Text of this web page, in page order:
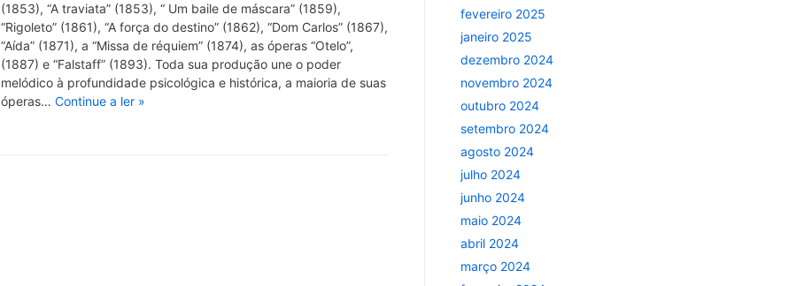
(1853), “A traviata” (1853), “ Um baile de máscara” (1859),
“Rigoleto” (1861), “A força do destino” (1862), “Dom Carlos” (1867),
“Aída” (1871), a “Missa de réquiem” (1874), as óperas “Otelo”,
(1887) e “Falstaff” (1893). Toda sua produção une o poder
melódico à profundidade psicológica e histórica, a maioria de suas
óperas… Continue a ler »
fevereiro 2025
janeiro 2025
dezembro 2024
novembro 2024
outubro 2024
setembro 2024
agosto 2024
julho 2024
junho 2024
maio 2024
abril 2024
março 2024